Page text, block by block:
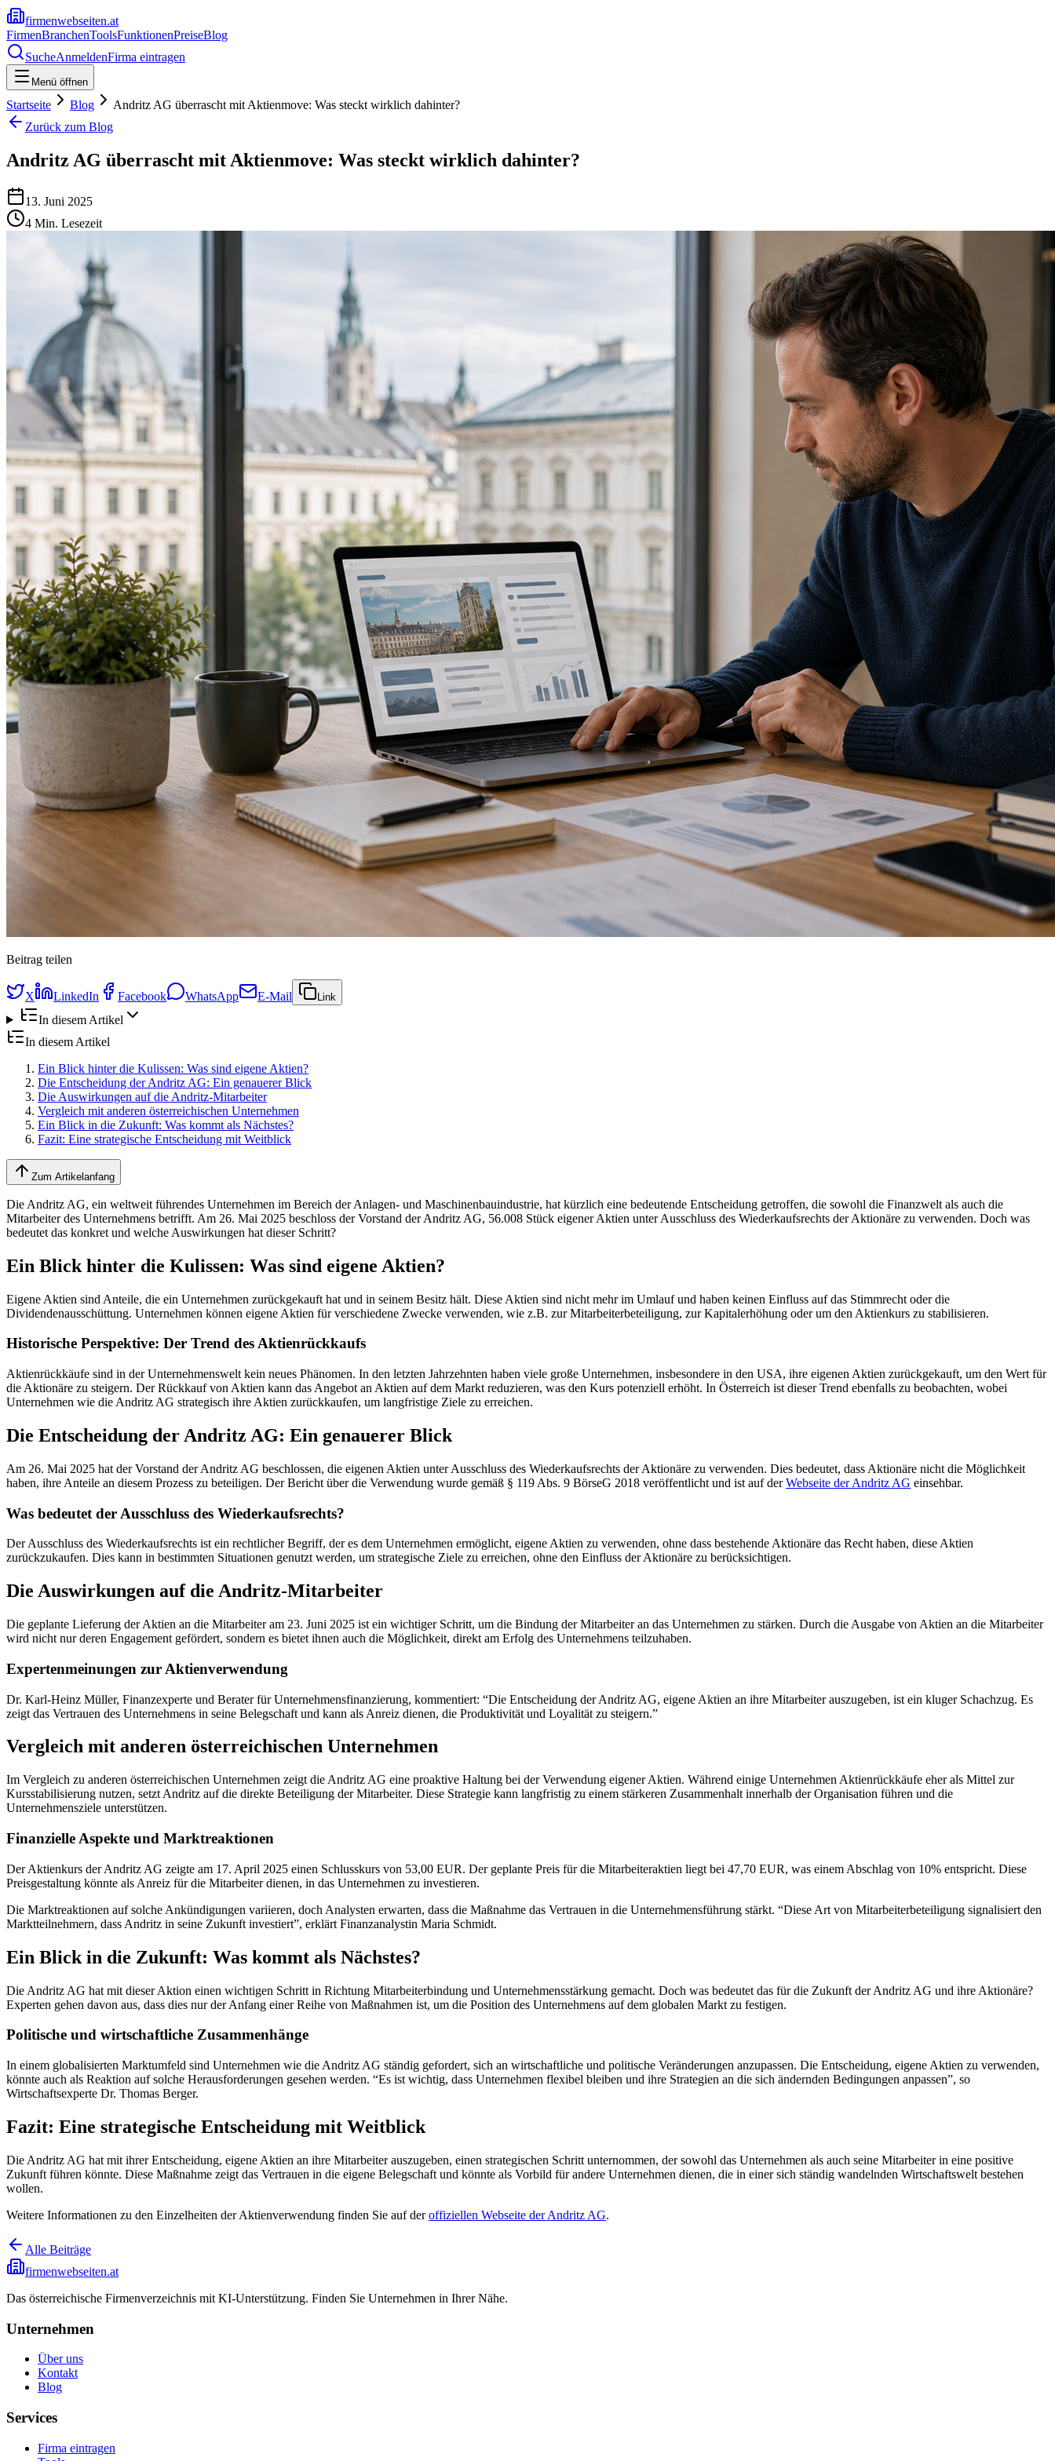
firmenwebseiten.at
FirmenBranchenToolsFunktionenPreiseBlog
SucheAnmeldenFirma eintragen
Menü öffnen
Startseite Blog
Andritz AG überrascht mit Aktienmove: Was steckt wirklich dahinter?
Zurück zum Blog
Andritz AG überrascht mit Aktienmove: Was steckt wirklich dahinter?
13. Juni 2025
4 Min. Lesezeit
Beitrag teilen
X LinkedIn Facebook WhatsApp E-Mail Link
In diesem Artikel
In diesem Artikel
Ein Blick hinter die Kulissen: Was sind eigene Aktien?
Die Entscheidung der Andritz AG: Ein genauerer Blick
Die Auswirkungen auf die Andritz-Mitarbeiter
Vergleich mit anderen österreichischen Unternehmen
Ein Blick in die Zukunft: Was kommt als Nächstes?
Fazit: Eine strategische Entscheidung mit Weitblick
Zum Artikelanfang
Die Andritz AG, ein weltweit führendes Unternehmen im Bereich der Anlagen- und Maschinenbauindustrie, hat kürzlich eine bedeutende Entscheidung getroffen, die sowohl die Finanzwelt als auch die
Mitarbeiter des Unternehmens betrifft. Am 26. Mai 2025 beschloss der Vorstand der Andritz AG, 56.008 Stück eigener Aktien unter Ausschluss des Wiederkaufsrechts der Aktionäre zu verwenden. Doch was
bedeutet das konkret und welche Auswirkungen hat dieser Schritt?
Ein Blick hinter die Kulissen: Was sind eigene Aktien?
Eigene Aktien sind Anteile, die ein Unternehmen zurückgekauft hat und in seinem Besitz hält. Diese Aktien sind nicht mehr im Umlauf und haben keinen Einfluss auf das Stimmrecht oder die
Dividendenausschüttung. Unternehmen können eigene Aktien für verschiedene Zwecke verwenden, wie z.B. zur Mitarbeiterbeteiligung, zur Kapitalerhöhung oder um den Aktienkurs zu stabilisieren.
Historische Perspektive: Der Trend des Aktienrückkaufs
Aktienrückkäufe sind in der Unternehmenswelt kein neues Phänomen. In den letzten Jahrzehnten haben viele große Unternehmen, insbesondere in den USA, ihre eigenen Aktien zurückgekauft, um den Wert für
die Aktionäre zu steigern. Der Rückkauf von Aktien kann das Angebot an Aktien auf dem Markt reduzieren, was den Kurs potenziell erhöht. In Österreich ist dieser Trend ebenfalls zu beobachten, wobei
Unternehmen wie die Andritz AG strategisch ihre Aktien zurückkaufen, um langfristige Ziele zu erreichen.
Die Entscheidung der Andritz AG: Ein genauerer Blick
Am 26. Mai 2025 hat der Vorstand der Andritz AG beschlossen, die eigenen Aktien unter Ausschluss des Wiederkaufsrechts der Aktionäre zu verwenden. Dies bedeutet, dass Aktionäre nicht die Möglichkeit
haben, ihre Anteile an diesem Prozess zu beteiligen. Der Bericht über die Verwendung wurde gemäß § 119 Abs. 9 BörseG 2018 veröffentlicht und ist auf derWebseite der Andritz AG einsehbar.
Was bedeutet der Ausschluss des Wiederkaufsrechts?
Der Ausschluss des Wiederkaufsrechts ist ein rechtlicher Begriff, der es dem Unternehmen ermöglicht, eigene Aktien zu verwenden, ohne dass bestehende Aktionäre das Recht haben, diese Aktien
zurückzukaufen. Dies kann in bestimmten Situationen genutzt werden, um strategische Ziele zu erreichen, ohne den Einfluss der Aktionäre zu berücksichtigen.
Die Auswirkungen auf die Andritz-Mitarbeiter
Die geplante Lieferung der Aktien an die Mitarbeiter am 23. Juni 2025 ist ein wichtiger Schritt, um die Bindung der Mitarbeiter an das Unternehmen zu stärken. Durch die Ausgabe von Aktien an die Mitarbeiter
wird nicht nur deren Engagement gefördert, sondern es bietet ihnen auch die Möglichkeit, direkt am Erfolg des Unternehmens teilzuhaben.
Expertenmeinungen zur Aktienverwendung
Dr. Karl-Heinz Müller, Finanzexperte und Berater für Unternehmensfinanzierung, kommentiert: “Die Entscheidung der Andritz AG, eigene Aktien an ihre Mitarbeiter auszugeben, ist ein kluger Schachzug. Es
zeigt das Vertrauen des Unternehmens in seine Belegschaft und kann als Anreiz dienen, die Produktivität und Loyalität zu steigern.”
Vergleich mit anderen österreichischen Unternehmen
Im Vergleich zu anderen österreichischen Unternehmen zeigt die Andritz AG eine proaktive Haltung bei der Verwendung eigener Aktien. Während einige Unternehmen Aktienrückkäufe eher als Mittel zur
Kursstabilisierung nutzen, setzt Andritz auf die direkte Beteiligung der Mitarbeiter. Diese Strategie kann langfristig zu einem stärkeren Zusammenhalt innerhalb der Organisation führen und die
Unternehmensziele unterstützen.
Finanzielle Aspekte und Marktreaktionen
Der Aktienkurs der Andritz AG zeigte am 17. April 2025 einen Schlusskurs von 53,00 EUR. Der geplante Preis für die Mitarbeiteraktien liegt bei 47,70 EUR, was einem Abschlag von 10% entspricht. Diese
Preisgestaltung könnte als Anreiz für die Mitarbeiter dienen, in das Unternehmen zu investieren.
Die Marktreaktionen auf solche Ankündigungen variieren, doch Analysten erwarten, dass die Maßnahme das Vertrauen in die Unternehmensführung stärkt. “Diese Art von Mitarbeiterbeteiligung signalisiert den
Marktteilnehmern, dass Andritz in seine Zukunft investiert”, erklärt Finanzanalystin Maria Schmidt.
Ein Blick in die Zukunft: Was kommt als Nächstes?
Die Andritz AG hat mit dieser Aktion einen wichtigen Schritt in Richtung Mitarbeiterbindung und Unternehmensstärkung gemacht. Doch was bedeutet das für die Zukunft der Andritz AG und ihre Aktionäre?
Experten gehen davon aus, dass dies nur der Anfang einer Reihe von Maßnahmen ist, um die Position des Unternehmens auf dem globalen Markt zu festigen.
Politische und wirtschaftliche Zusammenhänge
In einem globalisierten Marktumfeld sind Unternehmen wie die Andritz AG ständig gefordert, sich an wirtschaftliche und politische Veränderungen anzupassen. Die Entscheidung, eigene Aktien zu verwenden,
könnte auch als Reaktion auf solche Herausforderungen gesehen werden. “Es ist wichtig, dass Unternehmen flexibel bleiben und ihre Strategien an die sich ändernden Bedingungen anpassen”, so
Wirtschaftsexperte Dr. Thomas Berger.
Fazit: Eine strategische Entscheidung mit Weitblick
Die Andritz AG hat mit ihrer Entscheidung, eigene Aktien an ihre Mitarbeiter auszugeben, einen strategischen Schritt unternommen, der sowohl das Unternehmen als auch seine Mitarbeiter in eine positive
Zukunft führen könnte. Diese Maßnahme zeigt das Vertrauen in die eigene Belegschaft und könnte als Vorbild für andere Unternehmen dienen, die in einer sich ständig wandelnden Wirtschaftswelt bestehen
wollen.
Weitere Informationen zu den Einzelheiten der Aktienverwendung finden Sie auf deroffiziellen Webseite der Andritz AG.
Alle Beiträge
firmenwebseiten.at
Das österreichische Firmenverzeichnis mit KI-Unterstützung. Finden Sie Unternehmen in Ihrer Nähe.
Unternehmen
Über uns
Kontakt
Blog
Services
Firma eintragen